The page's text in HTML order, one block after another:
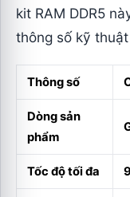
kit RAM DDR5
thông số kỹ
Thông số
Dòng sản
phẩm
Tốc độ tối đa